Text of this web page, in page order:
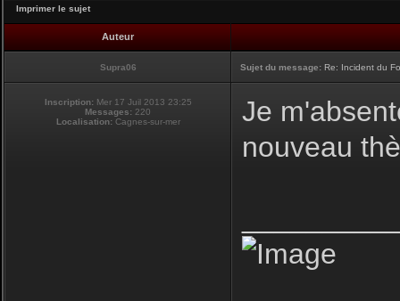
Imprimer le sujet
Auteur
Supra06 Sujet du message: Re: Incident du
Inscription: Mer 17 Juil 2013 23:25
Messages: 220
Localisation:Cagnes-sur-mer
Je
nouveau